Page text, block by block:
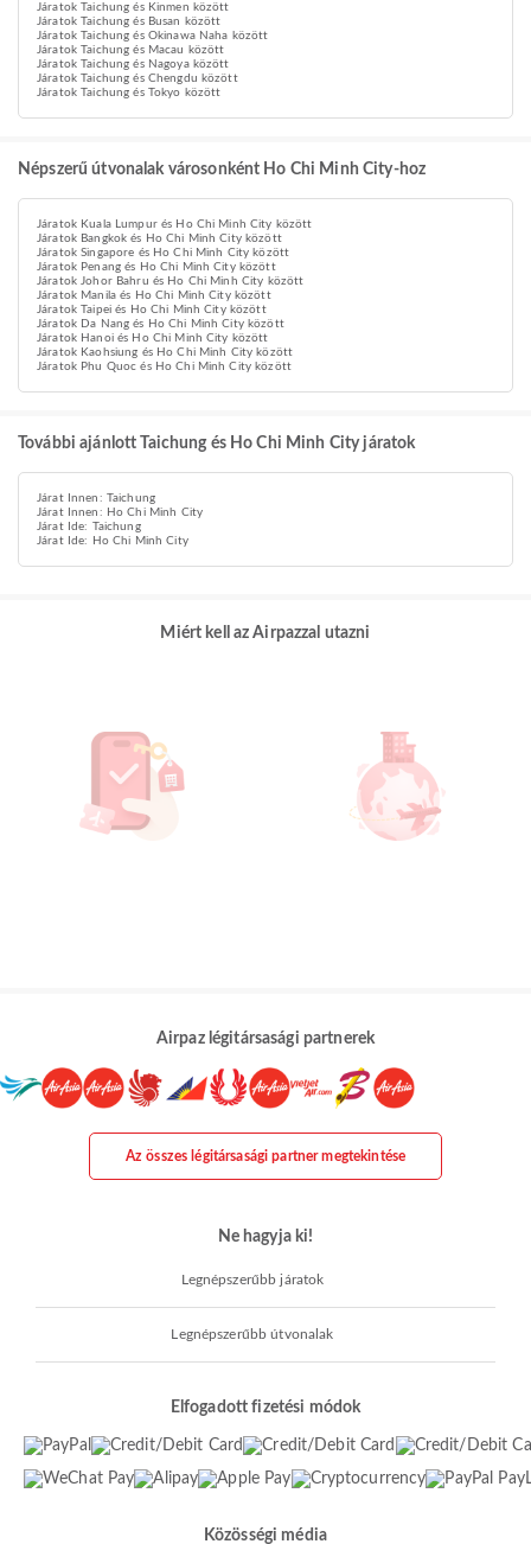
Járatok Taichung és Kinmen között
Járatok Taichung és Busan között
Járatok Taichung és Okinawa Naha között
Járatok Taichung és Macau között
Járatok Taichung és Nagoya között
Járatok Taichung és Chengdu között
Járatok Taichung és Tokyo között
Népszerű útvonalak városonként Ho Chi Minh City-hoz
Járatok Kuala Lumpur és Ho Chi Minh City között
Járatok Bangkok és Ho Chi Minh City között
Járatok Singapore és Ho Chi Minh City között
Járatok Penang és Ho Chi Minh City között
Járatok Johor Bahru és Ho Chi Minh City között
Járatok Manila és Ho Chi Minh City között
Járatok Taipei és Ho Chi Minh City között
Járatok Da Nang és Ho Chi Minh City között
Járatok Hanoi és Ho Chi Minh City között
Járatok Kaohsiung és Ho Chi Minh City között
Járatok Phu Quoc és Ho Chi Minh City között
További ajánlott Taichung és Ho Chi Minh City járatok
Járat Innen: Taichung
Járat Innen: Ho Chi Minh City
Járat Ide: Taichung
Járat Ide: Ho Chi Minh City
Miért kell az Airpazzal utazni
Airpaz légitársasági partnerek
Az összes légitársasági partner megtekintése
Ne hagyja ki!
Legnépszerűbb járatok
Legnépszerűbb útvonalak
Elfogadott fizetési módok
Közösségi média